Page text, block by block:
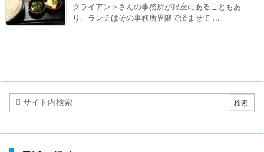
クライアントさんの事務所が銀座にあることもあ
り、ランチはその事務所界隈で済ませて ...